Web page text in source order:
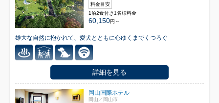
料金目安
1泊2食付き1名様料金
60,150円～
雄大な自然に抱かれて、愛犬とともに心ゆくまでくつろぐ
詳細を見る
岡山国際ホテル
岡山／岡山市